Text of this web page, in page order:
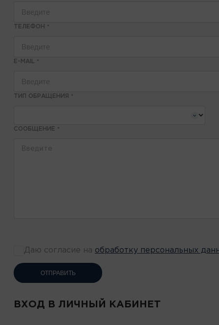
ТЕЛЕФОН *
E-MAIL *
ТИП ОБРАЩЕНИЯ *
СООБЩЕНИЕ *
Даю согласие на обработку персональных
ОТПРАВИТЬ
ВХОД В ЛИЧНЫЙ КАБИНЕТ